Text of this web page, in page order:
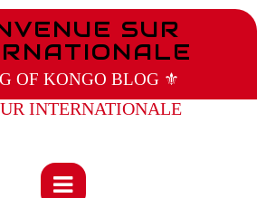
SUR
OF KONGO BLOG ⚜️